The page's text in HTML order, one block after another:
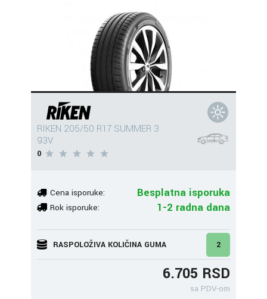
RIKEN 205/50 R17 SUMMER 3
93V
0
Cena isporuke: Besplatna isporuka
Rok isporuke: 1-2 radna dana
RASPOLOŽIVA KOLIČINA GUMA 2
6.705 RSD
sa PDV-om